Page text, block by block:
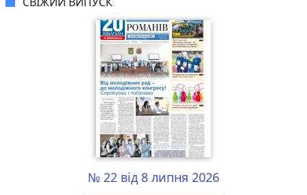
№ 22 від 8 липня 2026